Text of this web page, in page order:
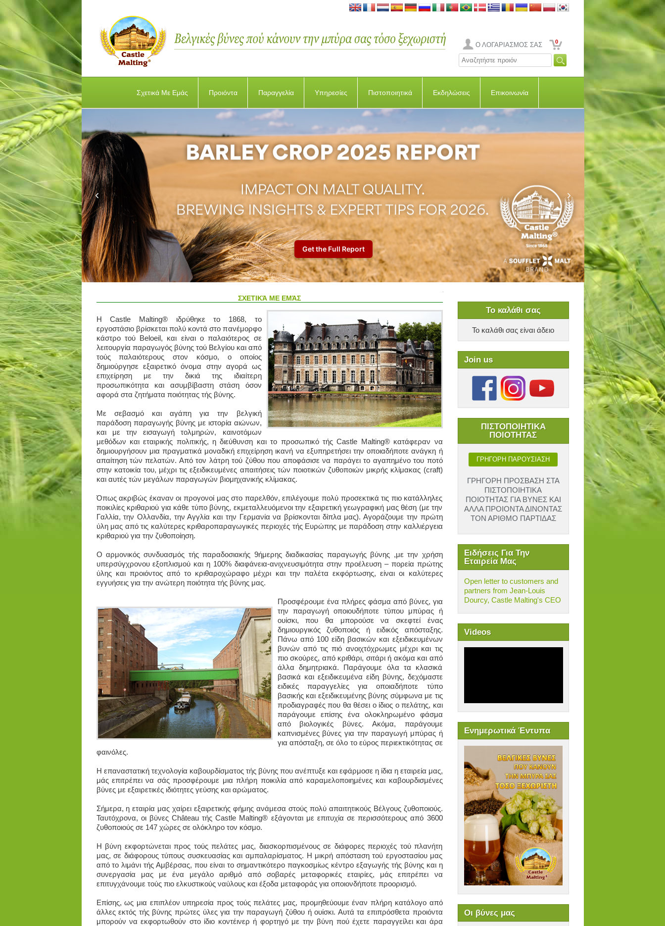
Ο ΛΟΓΑΡΙΑΣΜΟΣ ΣΑΣ 0
Σχετικά Με Εμάς Προιόντα Παραγγελία Υπηρεσίες Πιστοποιητικά Εκδηλώσεις Επικοινωνία
Το καλάθι σας
Το καλάθι σας είναι άδειο
Join us
ΠΙΣΤΟΠΟΙΗΤΙΚΑ
ΠΟΙΟΤΗΤΑΣ
ΓΡΗΓΟΡΗ ΠΑΡΟΥΣΙΑΣΗ
ΓΡΗΓΟΡΗ ΠΡΟΣΒΑΣΗ ΣΤΑ
ΠΙΣΤΟΠΟΙΗΤΙΚΑ
ΠΟΙΟΤΗΤΑΣ ΓΙΑ ΒΥΝΕΣ ΚΑΙ
ΑΛΛΑ ΠΡΟΙΟΝΤΑ ΔΙΝΟΝΤΑΣ
ΤΟΝ ΑΡΙΘΜΟ ΠΑΡΤΙΔΑΣ
Ειδήσεις Για Την
Εταιρεία Μας
Open letter to customers and
partners from Jean-Louis
Dourcy, Castle Malting's CEO
Videos
Ενημερωτικά Έντυπα
Οι βύνες μας
ΣΧΕΤΙΚΆ ΜΕ ΕΜΆΣ
Η Castle Malting® ιδρύθηκε το 1868, το
εργοστάσιο βρίσκεται πολύ κοντά στο πανέμορφο
κάστρο τού Beloeil, και είναι ο παλαιότερος σε
λειτουργία παραγωγός βύνης τού Βελγίου και από
τούς παλαιότερους στον κόσμο, ο οποίος
δημιούργησε εξαιρετικό όνομα στην αγορά ως
επιχείρηση με την δικιά της ιδιαίτερη
προσωπικότητα και ασυμβίβαστη στάση όσον
αφορά στα ζητήματα ποιότητας τής βύνης.
Με σεβασμό και αγάπη για την βελγική
παράδοση παραγωγής βύνης με ιστορία αιώνων,
και με την εισαγωγή τολμηρών, καινοτόμων
μεθόδων και εταιρικής πολιτικής, η διεύθυνση και το προσωπικό τής Castle Malting® κατάφεραν να
δημιουργήσουν μια πραγματικά μοναδική επιχείρηση ικανή να εξυπηρετήσει την οποιαδήποτε ανάγκη ή
απαίτηση τών πελατών. Από τον λάτρη τού ζύθου που αποφάσισε να παράγει το αγαπημένο του ποτό
στην κατοικία του, μέχρι τις εξειδικευμένες απαιτήσεις τών ποιοτικών ζυθοποιών μικρής κλίμακας (craft)
και αυτές τών μεγάλων παραγωγών βιομηχανικής κλίμακας.
Όπως ακριβώς έκαναν οι προγονοί μας στο παρελθόν, επιλέγουμε πολύ προσεκτικά τις πιο κατάλληλες
ποικιλίες κριθαριού για κάθε τύπο βύνης, εκμεταλλευόμενοι την εξαιρετική γεωγραφική μας θέση (με την
Γαλλία, την Ολλανδία, την Αγγλία και την Γερμανία να βρίσκονται δίπλα μας). Αγοράζουμε την πρώτη
ύλη μας από τις καλύτερες κριθαροπαραγωγικές περιοχές τής Ευρώπης με παράδοση στην καλλιέργεια
κριθαριού για την ζυθοποίηση.
Ο αρμονικός συνδυασμός τής παραδοσιακής 9ήμερης διαδικασίας παραγωγής βύνης ,με την χρήση
υπερσύγχρονου εξοπλισμού και η 100% διαφάνεια-ανιχνευσιμότητα στην προέλευση – πορεία πρώτης
ύλης και προιόντος από το κριθαροχώραφο μέχρι και την παλέτα εκφόρτωσης, είναι οι καλύτερες
εγγυήσεις για την ανώτερη ποιότητα τής βύνης μας.
Προσφέρουμε ένα πλήρες φάσμα από βύνες, για
την παραγωγή οποιουδήποτε τύπου μπύρας ή
ουίσκι, που θα μπορούσε να σκεφτεί ένας
δημιουργικός ζυθοποιός ή ειδικός απόσταξης.
Πάνω από 100 είδη βασικών και εξειδικευμένων
βυνών από τις πιό ανοιχτόχρωμες μέχρι και τις
πιο σκούρες, από κριθάρι, σιτάρι ή ακόμα και από
άλλα δημητριακά. Παράγουμε όλα τα κλασικά
βασικά και εξειδικευμένα είδη βύνης, δεχόμαστε
ειδικές παραγγελίες για οποιαδήποτε τύπο
βασικής και εξειδικευμένης βύνης σύμφωνα με τις
προδιαγραφές που θα θέσει ο ίδιος ο πελάτης, και
παράγουμε επίσης ένα ολοκληρωμένο φάσμα
από βιολογικές βύνες. Ακόμα, παράγουμε
καπνισμένες βύνες για την παραγωγή μπύρας ή
για απόσταξη, σε όλο το εύρος περιεκτικότητας σε
φαινόλες.
Η επαναστατική τεχνολογία καβουρδίσματος τής βύνης που ανέπτυξε και εφάρμοσε η ίδια η εταιρεία μας,
μάς επιτρέπει να σάς προσφέρουμε μια πλήρη ποικιλία από καραμελοποιημένες και καβουρδισμένες
βύνες με εξαιρετικές ιδιότητες γεύσης και αρώματος.
Σήμερα, η εταιρία μας χαίρει εξαιρετικής φήμης ανάμεσα στούς πολύ απαιτητικούς Βέλγους ζυθοποιούς.
Ταυτόχρονα, οι βύνες Château τής Castle Malting® εξάγονται με επιτυχία σε περισσότερους από 3600
ζυθοποιούς σε 147 χώρες σε ολόκληρο τον κόσμο.
Η βύνη εκφορτώνεται προς τούς πελάτες μας, διασκορπισμένους σε διάφορες περιοχές τού πλανήτη
μας, σε διάφορους τύπους συσκευασίας και αμπαλαρίσματος. Η μικρή απόσταση τού εργοστασίου μας
από το λιμάνι τής Αμβέρσας, που είναι το σημαντικότερο παγκοσμίως κέντρο εξαγωγής τής βύνης και η
συνεργασία μας με ένα μεγάλο αριθμό από σοβαρές μεταφορικές εταιρίες, μάς επιτρέπει να
επιτυγχάνουμε τούς πιο ελκυστικούς ναύλους και έξοδα μεταφοράς για οποιονδήποτε προορισμό.
Επίσης, ως μια επιπλέον υπηρεσία προς τούς πελάτες μας, προμηθεύουμε έναν πλήρη κατάλογο από
άλλες εκτός τής βύνης πρώτες ύλες για την παραγωγή ζύθου ή ουίσκι. Αυτά τα επιπρόσθετα προιόντα
μπορούν να εκφορτωθούν στο ίδιο κοντέινερ ή φορτηγό με την βύνη πού έχετε παραγγείλει και άρα